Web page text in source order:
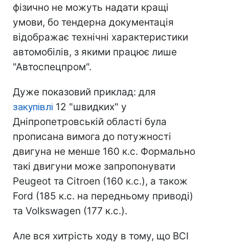
фізично не можуть надати кращі
умови, бо тендерна документація
відображає технічні характеристики
автомобілів, з якими працює лише
"Автоспецпром".
Дуже показовий приклад: для
закупівлі 12 "швидких" у
Дніпропетровській області була
прописана вимога до потужності
двигуна не менше 160 к.с. Формально
такі двигуни може запропонувати
Peugeot та Citroen (160 к.с.), а також
Ford (185 к.с. на передньому приводі)
та Volkswagen (177 к.с.).
Але вся хитрість ходу в тому, що ВСІ